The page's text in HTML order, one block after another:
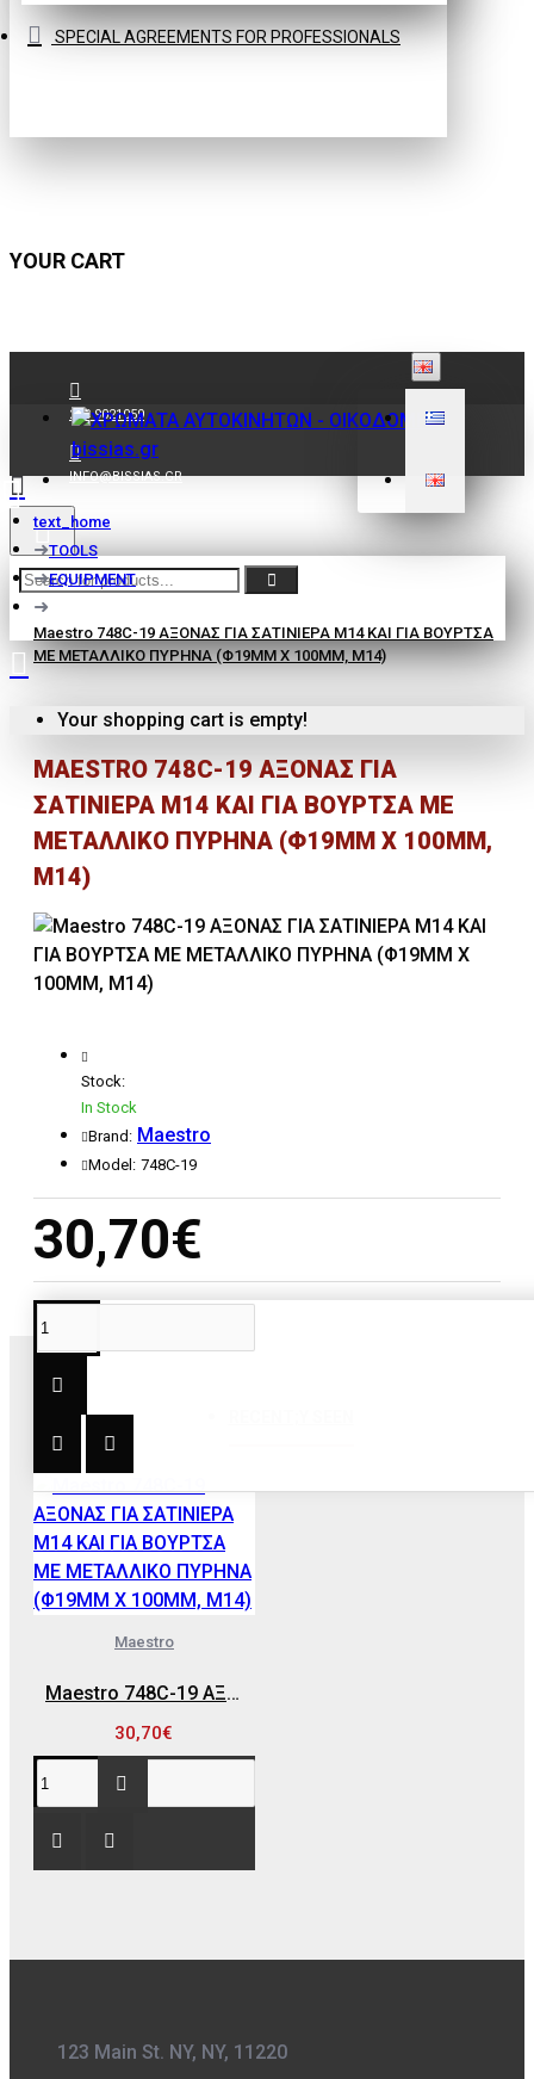
SPECIAL AGREEMENTS FOR PROFESSIONALS
YOUR CART
210 9021059
INFO@BISSIAS.GR
Your shopping cart is empty!
text_home
TOOLS
EQUIPMENT
Maestro 748C-19 ΑΞΟΝΑΣ ΓΙΑ ΣΑΤΙΝΙΕΡΑ M14 ΚΑΙ ΓΙΑ ΒΟΥΡΤΣΑ
ΜΕ ΜΕΤΑΛΛΙΚΟ ΠΥΡΗΝΑ (Φ19MM X 100MM, M14)
MAESTRO 748C-19 ΑΞΟΝΑΣ ΓΙΑ
ΣΑΤΙΝΙΕΡΑ M14 ΚΑΙ ΓΙΑ ΒΟΥΡΤΣΑ ΜΕ
ΜΕΤΑΛΛΙΚΟ ΠΥΡΗΝΑ (Φ19MM X 100MM,
M14)
30,70€
Stock:
In Stock
Brand: Maestro
Model: 748C-19
Maestro
Maestro 748C-19 ΑΞΟΝΑΣ ΓΙΑ ΣΑΤΙΝΙΕΡΑ M14 ΚΑΙ ΓΙΑ ΒΟΥΡΤΣΑ ΜΕ ΜΕΤΑΛΛΙΚΟ ΠΥΡΗΝΑ (Φ19MM X 100MM, M14)
30,70€
123 Main St. NY, NY, 11220